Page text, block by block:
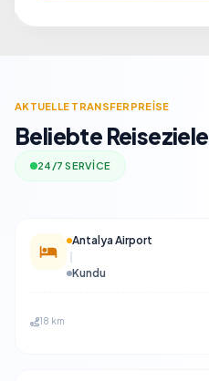
​AKTUELLE TRANSFERPREİSE
Beliebte Reiseziele
24/7 SERVİCE
Antalya Airport
Kundu
18 km